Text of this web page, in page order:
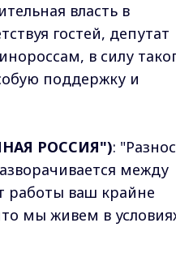
власть в
гостей, депутат
в силу
поддержку и
РОССИЯ"):
между
работы ваш крайне
мы живем в